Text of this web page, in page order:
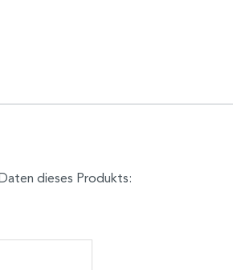
dieses Produkts: